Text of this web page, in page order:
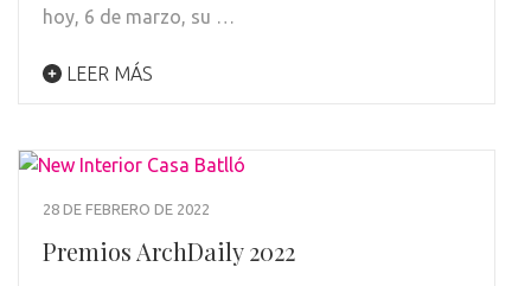
hoy, 6 de marzo, su …
LEER MÁS
28 DE FEBRERO DE 2022
Premios ArchDaily 2022